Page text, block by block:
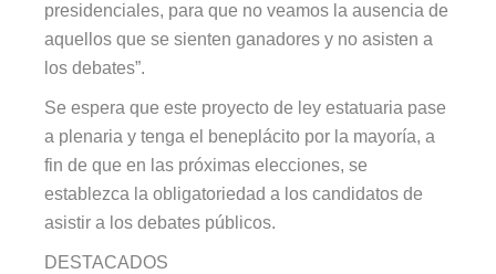
presidenciales, para que no veamos la ausencia de
aquellos que se sienten ganadores y no asisten a
los debates”.
Se espera que este proyecto de ley estatuaria pase
a plenaria y tenga el beneplácito por la mayoría, a
fin deque en las próximas elecciones, se
establezca la obligatoriedada los candidatos de
asistir a los debates públicos.
DESTACADOS